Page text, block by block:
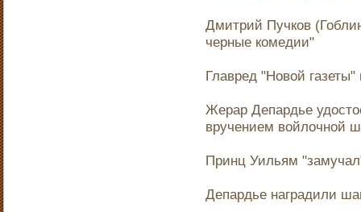
Дмитрий Пучков
черные комедии"
Главред "Новой
Жерар Депардье
вручением войлочной
Принц Уильям
Депардье наградили